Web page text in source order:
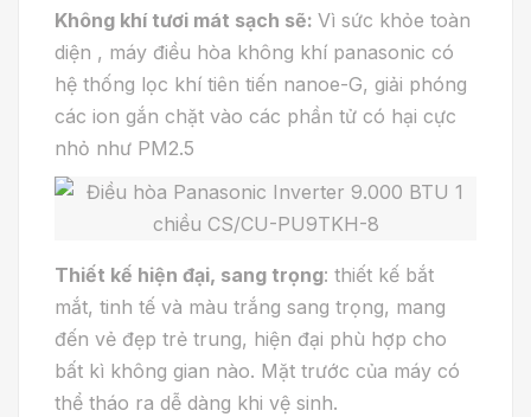
Không khí tươi mát sạch sẽ: Vì sức khỏe toàn
diện , máy điều hòa không khí panasonic có
hệ thống lọc khí tiên tiến nanoe-G, giải phóng
các ion gắn chặt vào các phần tử có hại cực
nhỏ như PM2.5
Thiết kế hiện đại, sang trọng: thiết kế bắt
mắt, tinh tế và màu trắng sang trọng, mang
đến vẻ đẹp trẻ trung, hiện đại phù hợp cho
bất kì không gian nào. Mặt trước của máy có
thể tháo ra dễ dàng khi vệ sinh.